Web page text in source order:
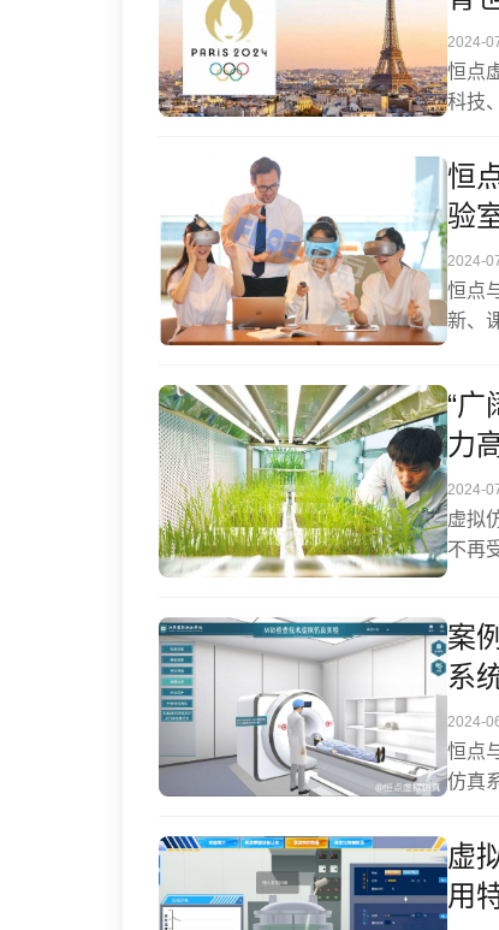
2024-
恒点
科技
恒
验
2024-
恒点
新、
“广
力
2024-
虚拟
不再
案
系
2024-
恒点
仿真
虚
用